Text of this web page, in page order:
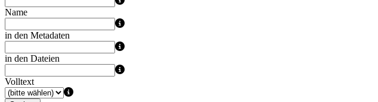
Name
in den Metadaten
in den Dateien
Volltext